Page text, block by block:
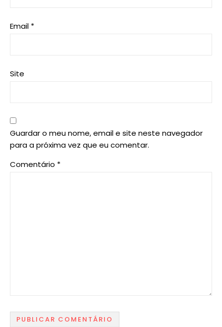
Email *
Site
Guardar o meu nome, email e site neste navegador
para a próxima vez que eu comentar.
Comentário *